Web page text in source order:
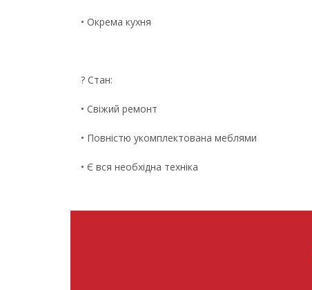
• Окрема кухня
? Стан:
• Свіжий ремонт
• Повністю укомплектована меблями
• Є вся необхідна техніка